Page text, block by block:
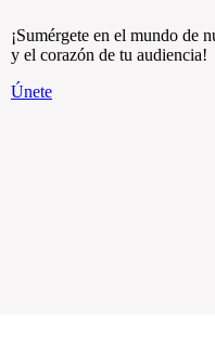
¡Sumérgete en el mundo de
y el corazón de tu audiencia!
Únete